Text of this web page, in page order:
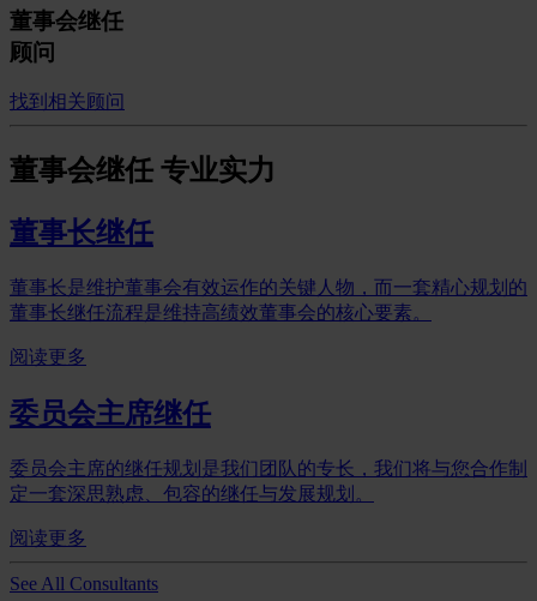
董事会继任
顾问
找到相关顾问
董事会继任 专业实力
董事长继任
董事长是维护董事会有效运作的关键人物，而一套精心规划的
董事长继任流程是维持高绩效董事会的核心要素。
阅读更多
委员会主席继任
委员会主席的继任规划是我们团队的专长，我们将与您合作制
定一套深思熟虑、包容的继任与发展规划。
阅读更多
See All Consultants